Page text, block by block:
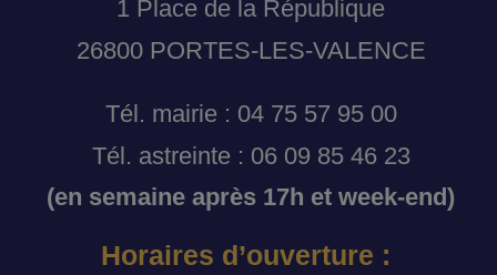
1 Place de la République
26800 PORTES-LES-VALENCE
Tél. mairie : 04 75 57 95 00
Tél. astreinte : 06 09 85 46 23
(en semaine après 17h et week-end)
Horaires d’ouverture :